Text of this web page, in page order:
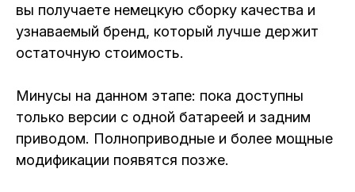
вы получаете немецкую сборку качества и
узнаваемый бренд, который лучше держит
остаточную стоимость.
Минусы на данном этапе: пока доступны
только версии с одной батареей и задним
приводом. Полноприводные и более мощные
модификации появятся позже.